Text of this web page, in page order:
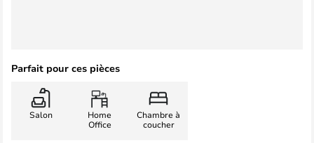
Parfait pour ces pièces
Salon
Home
Office
Chambre à
coucher